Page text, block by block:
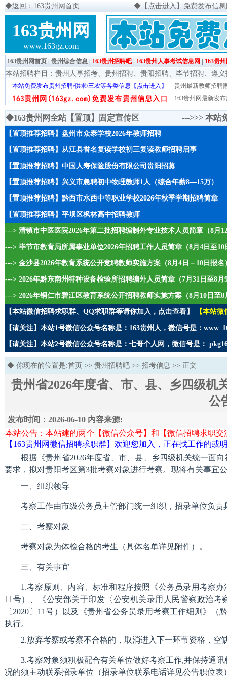
◆返回：163贵州网首页 ◆ 【点击进入】免费发布信
163贵州网
www.163gz.com
163贵州网首页 贵州综合信息 163贵州招聘吧| 163贵州人事考试信息网 163贵
本站招聘栏目： 贵州人事招考、 贵州招聘、 贵阳招聘、 毕节招聘、 遵义
本站免费发布贵州招聘/供求/三农等各类信息【点击进入】
贵州最新教师招聘|
163贵州网最新发
◆163贵州网全站【置顶】固定宣传区 --->>> 本站
【置顶推荐招聘】盘州市众泰学校2026年教师招聘
【置顶推荐招聘】从江县誉名复读学校初三复读教师招聘启事
【置顶推荐招聘】中国人寿保险股份有限公司贵阳招募
【置顶推荐招聘】兴义市急聘初中物理教师1人（综合年薪8—15万）
【置顶推荐招聘】黔西市水西中等职业学校2026年秋季学期招聘简章
【置顶推荐招聘】平坝区枫林高中招聘教师
---> 清镇市中医医院2026年第二批招聘编制外专业技术人员简章（8月
---> 毕节市教育局所属事业单位2026年招聘工作人员简章（8月4日至10
---> 金沙县2026年教育系统公开竞聘教师实施方案（8月4日－10日报名
---> 2026年黔东南州特种设备检验所招聘编外人员简章（7月31日至8月
---> 2026年铜仁市碧江区教育系统公开招聘教师实施方案（8月10日至8
【本站微信招聘求职群、QQ求职群等请你加入，点击查看】 【本站
【请关注】本站1号微信公众号名称是：163贵州人，微信号是：
【请关注】本站2号微信公众号名称是：七哥个人网，微信号是：
◆ 你现在的位置是:首页 >> 贵州招聘吧 >> 招考信息 >> 正文
贵州省2026年度省、市、县、乡四级机
公
发布时间：2026-06-10 内容来源:
本站公告：本站建的两个【微信公众号】和【微信招聘求职
【163贵州网微信招聘求职群】欢迎您加入，正在找工作的
根据《贵州省2026年度省、市、县、乡四级机关统一面
要求，拟对贵阳考区第3批考察对象进行考察。现将有关事宜
一、组织领导
考察工作由市级公务员主管部门统一组织，招录单位负责
二、考察对象
考察对象为体检合格的考生（具体名单详见附件）。
三、有关事宜
1.考察原则、内容、标准和程序按照《公务员录用考察
11号）、《公安部关于印发〈公安机关录用人民警察政治考
〔2020〕11号）以及《贵州省公务员录用考察工作细则》（
执行。
2.放弃考察或考察不合格的，取消进入下一环节资格，空
3.考察对象须积极配合有关单位做好考察工作,并保持通
况的须主动联系招录单位（招录单位联系电话详见公告职位表